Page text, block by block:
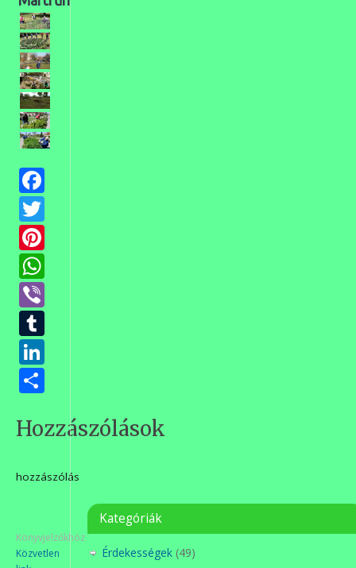
Facebook
Twitter
Pinterest
WhatsApp
Viber
Tumblr
LinkedIn
Ossza
meg
Hozzászólások
hozzászólás
Könyvjelzőkhöz
Közvetlen
Kategóriák
Érdekességek (49)